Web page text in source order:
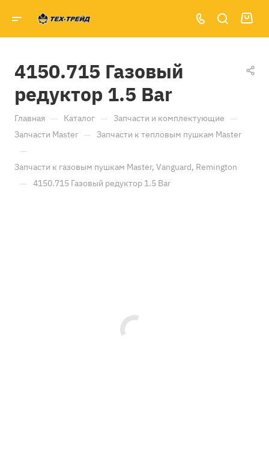
4150.715 Газовый
редуктор 1.5 Bar
Главная — Каталог — Запчасти и комплектующие —
Запчасти Master — Запчасти к тепловым пушкам Master
—
Запчасти к газовым пушкам Master, Vanguard, Remington
— 4150.715 Газовый редуктор 1.5 Bar